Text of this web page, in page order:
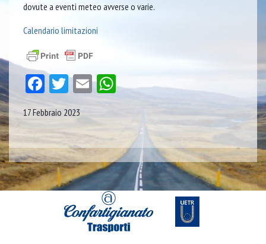
dovute a eventi meteo avverse o varie.
Calendario limitazioni
Facebook
Twitter
EmailWhatsApp
17 Febbraio 2023